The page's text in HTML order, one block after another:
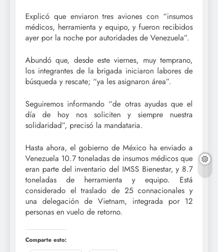
Explicó que enviaron tres aviones con “insumos
médicos, herramienta y equipo, y fueron recibidos
ayer por la noche por autoridades de Venezuela”.
Abundó que, desde este viernes, muy temprano,
los integrantes de la brigada iniciaron labores de
búsqueda y rescate; “ya les asignaron área”.
Seguiremos informando “de otras ayudas que el
día de hoy nos soliciten y siempre nuestra
solidaridad”, precisó la mandataria.
Hasta ahora, el gobierno de México ha enviado a
Venezuela 10.7 toneladas de insumos médicos que
eran parte del inventario del IMSS Bienestar, y 8.7
toneladas de herramienta y equipo. Está
considerado el traslado de 25 connacionales y
una delegación de Vietnam, integrada por 12
personas en vuelo de retorno.
Comparte esto: